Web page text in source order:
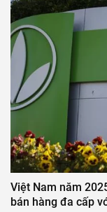
Việt Nam năm
bán hàng đa cấp